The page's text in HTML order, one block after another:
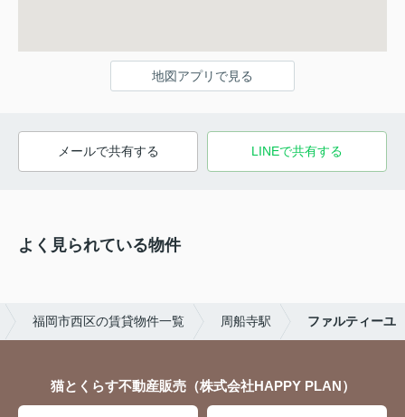
地図アプリで見る
メールで共有する LINEで共有する
よく見られている物件
福岡市西区の賃貸物件一覧 周船寺駅 ファルティーユ
猫とくらす不動産販売（株式会社HAPPY PLAN）